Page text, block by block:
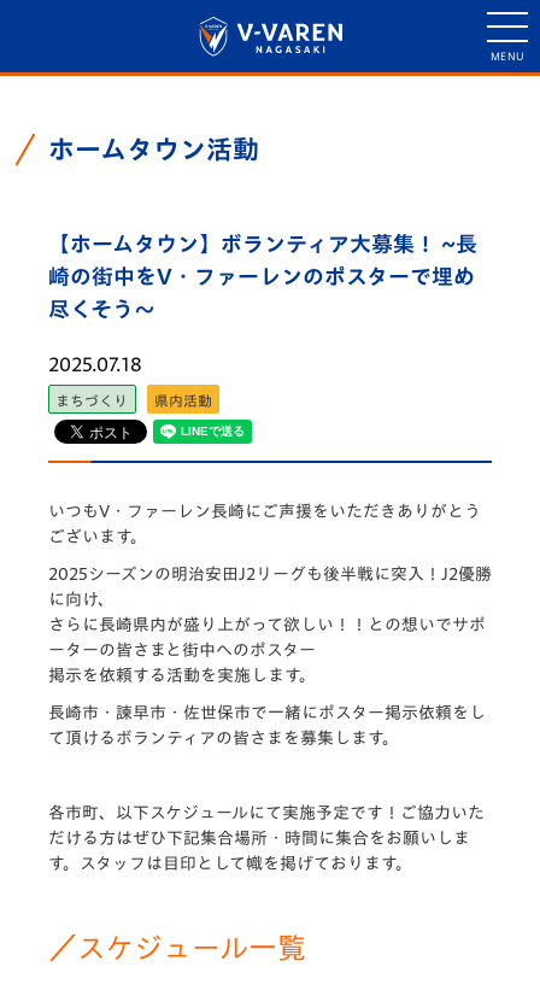
ホームタウン活動
【ホームタウン】ボランティア大募集！ ~長
崎の街中をV・ファーレンのポスターで埋め
尽くそう～
2025.07.18
まちづくり 県内活動
いつもV・ファーレン長崎にご声援をいただきありがとう
ございます。
2025シーズンの明治安田J2リーグも後半戦に突入！J2優勝
に向け、
さらに長崎県内が盛り上がって欲しい！！との想いでサポ
ーターの皆さまと街中へのポスター
掲示を依頼する活動を実施します。
長崎市・諫早市・佐世保市で一緒にポスター掲示依頼をし
て頂けるボランティアの皆さまを募集します。
各市町、以下スケジュールにて実施予定です！ご協力いた
だける方はぜひ下記集合場所・時間に集合をお願いしま
す。スタッフは目印として幟を掲げております。
／スケジュール一覧